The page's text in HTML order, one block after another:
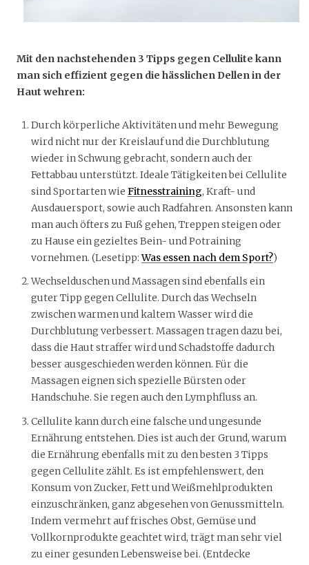
Mit den nachstehenden 3 Tipps gegen Cellulite kann
man sich effizient gegen die hässlichen Dellen in der
Haut wehren:
Durch körperliche Aktivitäten und mehr Bewegung
wird nicht nur der Kreislauf und die Durchblutung
wieder in Schwung gebracht, sondern auch der
Fettabbau unterstützt. Ideale Tätigkeiten bei Cellulite
sind Sportarten wie Fitnesstraining, Kraft- und
Ausdauersport, sowie auch Radfahren. Ansonsten kann
man auch öfters zu Fuß gehen, Treppen steigen oder
zu Hause ein gezieltes Bein- und Potraining
vornehmen. (Lesetipp:Was essen nach dem Sport?)
Wechselduschen und Massagen sind ebenfalls ein
guter Tipp gegen Cellulite. Durch das Wechseln
zwischen warmen und kaltem Wasser wird die
Durchblutung verbessert. Massagen tragen dazu bei,
dass die Haut straffer wird und Schadstoffe dadurch
besser ausgeschieden werden können. Für die
Massagen eignen sich spezielle Bürsten oder
Handschuhe. Sie regen auch den Lymphfluss an.
Cellulite kann durch eine falsche und ungesunde
Ernährung entstehen. Dies ist auch der Grund, warum
die Ernährung ebenfalls mit zu den besten 3 Tipps
gegen Cellulite zählt. Es ist empfehlenswert, den
Konsum von Zucker, Fett und Weißmehlprodukten
einzuschränken, ganz abgesehen von Genussmitteln.
Indem vermehrt auf frisches Obst, Gemüse und
Vollkornprodukte geachtet wird, trägt man sehr viel
zu einer gesunden Lebensweise bei. (Entdecke